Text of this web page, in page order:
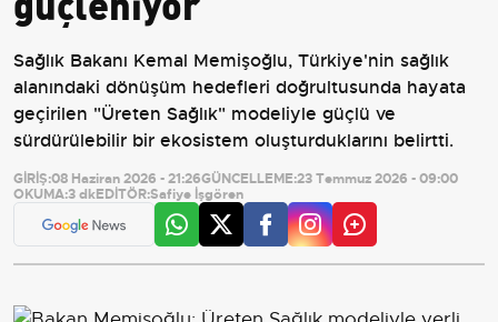
Sağlık Bakanı Kemal Memişoğlu, Türkiye'nin sağlık
alanındaki dönüşüm hedefleri doğrultusunda hayata
geçirilen "Üreten Sağlık" modeliyle güçlü ve
sürdürülebilir bir ekosistem oluşturduklarını belirtti.
GİRİŞ:08 Haziran 2026 - 21:26GÜNCELLEME:23 Temmuz 2026 - 09:00
OKUMA:3 dkEDİTÖR:Safiye İşgören